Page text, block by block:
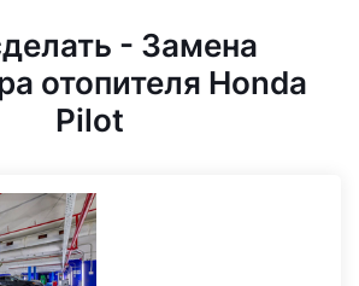
- Замена
отопителя Honda
Pilot